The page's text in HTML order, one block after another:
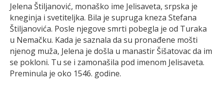
Jelena Štiljanović, monaško ime Jelisaveta, srpska je
kneginja i svetiteljka. Bila je supruga kneza Stefana
Štiljanovića. Posle njegove smrti pobegla je od Turaka
u Nemačku. Kada je saznala da su pronađene mošti
njenog muža, Jelena je došla u manastir Šišatovac da im
se pokloni. Tu se i zamonašila pod imenom Jelisaveta.
Preminula je oko 1546. godine.